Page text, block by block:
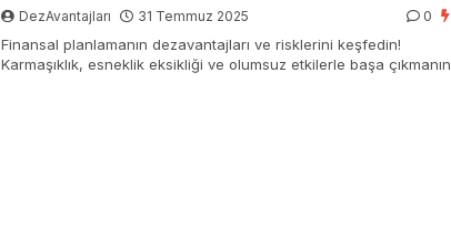
DezAvantajları 31 Temmuz 2025 0
Finansal planlamanın dezavantajları ve risklerini keşfedin!
Karmaşıklık, esneklik eksikliği ve olumsuz etkilerle başa çıkmanın